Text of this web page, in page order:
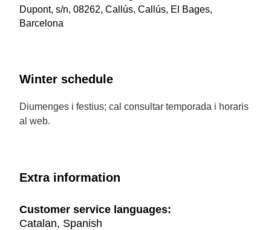
Dupont, s/n, 08262, Callús, Callús, El Bages,
Barcelona
Winter schedule
Diumenges i festius; cal consultar temporada i horaris
al web.
Extra information
Customer service languages:
Catalan, Spanish